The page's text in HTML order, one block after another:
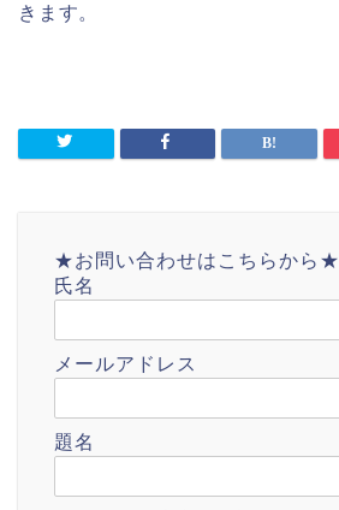
きます。
★お問い合わせはこちらから★
氏名
メールアドレス
題名